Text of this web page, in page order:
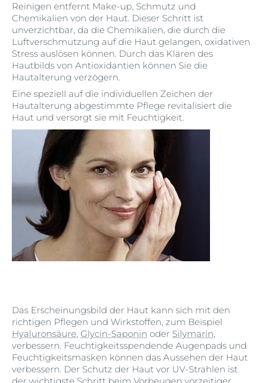
Reinigen entfernt Make-up, Schmutz und
Chemikalien von der Haut. Dieser Schritt ist
unverzichtbar, da die Chemikalien, die durch die
Luftverschmutzung auf die Haut gelangen, oxidativen
Stress auslösen können. Durch das Klären des
Hautbilds von Antioxidantien können Sie die
Hautalterung verzögern.
Eine speziell auf die individuellen Zeichen der
Hautalterung abgestimmte Pflege revitalisiert die
Haut und versorgt sie mit Feuchtigkeit.
Das Erscheinungsbild der Haut kann sich mit den
richtigen Pflegen und Wirkstoffen, zum Beispiel
Hyaluronsäure, Glycin-Saponin oder Silymarin,
verbessern. Feuchtigkeitsspendende Augenpads und
Feuchtigkeitsmasken können das Aussehen der Haut
verbessern. Der Schutz der Haut vor UV-Strahlen ist